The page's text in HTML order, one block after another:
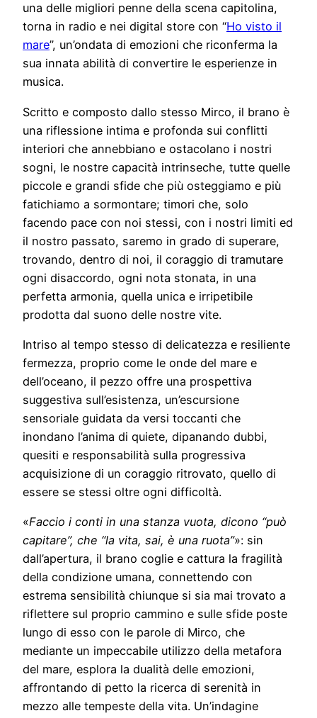
una delle migliori penne della scena capitolina,
torna in radio e nei digital store con “Ho visto il
mare”, un’ondata di emozioni che riconferma la
sua innata abilità di convertire le esperienze in
musica.
Scritto e composto dallo stesso Mirco, il brano è
una riflessione intima e profonda sui conflitti
interiori che annebbiano e ostacolano i nostri
sogni, le nostre capacità intrinseche, tutte quelle
piccole e grandi sfide che più osteggiamo e più
fatichiamo a sormontare; timori che, solo
facendo pace con noi stessi, con i nostri limiti ed
il nostro passato, saremo in grado di superare,
trovando, dentro di noi, il coraggio di tramutare
ogni disaccordo, ogni nota stonata, in una
perfetta armonia, quella unica e irripetibile
prodotta dal suono delle nostre vite.
Intriso al tempo stesso di delicatezza e resiliente
fermezza, proprio come le onde del mare e
dell’oceano, il pezzo offre una prospettiva
suggestiva sull’esistenza, un’escursione
sensoriale guidata da versi toccanti che
inondano l’anima di quiete, dipanando dubbi,
quesiti e responsabilità sulla progressiva
acquisizione di un coraggio ritrovato, quello di
essere se stessi oltre ogni difficoltà.
«Faccio i conti in una stanza vuota, dicono “può
capitare”, che “la vita, sai, è una ruota”»: sin
dall’apertura, il brano coglie e cattura la fragilità
della condizione umana, connettendo con
estrema sensibilità chiunque si sia mai trovato a
riflettere sul proprio cammino e sulle sfide poste
lungo di esso con le parole di Mirco, che
mediante un impeccabile utilizzo della metafora
del mare, esplora la dualità delle emozioni,
affrontando di petto la ricerca di serenità in
mezzo alle tempeste della vita. Un’indagine